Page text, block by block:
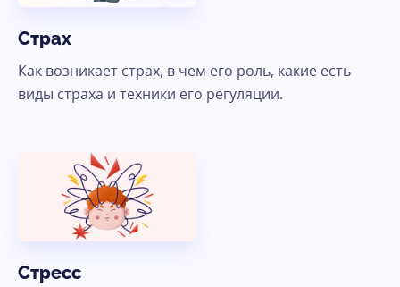
Страх
Как возникает страх, в чем его роль, какие есть
виды страха и техники его регуляции.
Стресс